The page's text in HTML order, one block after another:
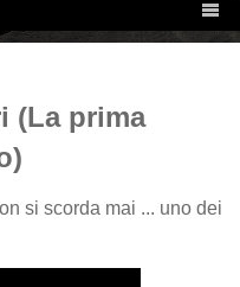

(La prima
si scorda mai ... uno dei